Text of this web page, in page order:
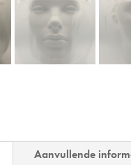
Aanvullende